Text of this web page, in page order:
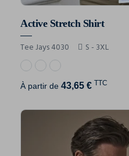
Active Stretch Shirt
Tee Jays 4030 S - 3XL
À partir de 43,65 € TTC